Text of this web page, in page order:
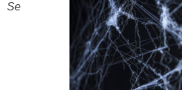
Se